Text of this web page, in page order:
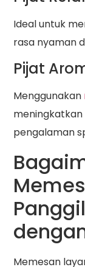
Ideal untuk
rasa nyaman
Pijat
Menggunakan
pengalaman
Memesan